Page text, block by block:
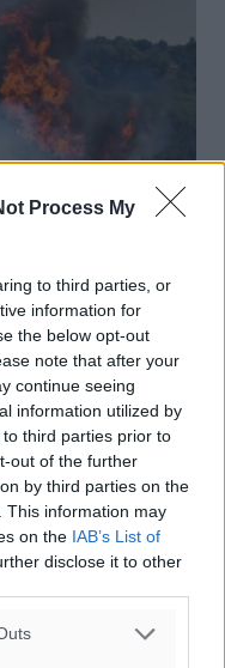
Process My
to third parties, or
information for
the below opt-out
note that after your
continue seeing
information utilized by
third parties prior to
out of the further
by third parties on the
This information may
on the IAB’s List of
disclose it to other
στην
στην Κάρπαθο,
ισχυροί άνεμοι.
ο Χωρικός
...